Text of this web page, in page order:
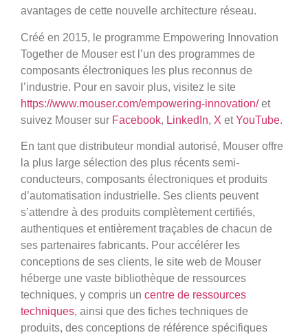
avantages de cette nouvelle architecture réseau.
Créé en 2015, le programme Empowering Innovation
Together de Mouser est l’un des programmes de
composants électroniques les plus reconnus de
l’industrie. Pour en savoir plus, visitez le site
https://www.mouser.com/empowering-innovation/et
suivez Mouser sur Facebook, LinkedIn, X etYouTube.
En tant que distributeur mondial autorisé, Mouser offre
la plus large sélection des plus récents semi-
conducteurs, composants électroniques et produits
d’automatisation industrielle. Ses clients peuvent
s’attendre à des produits complètement certifiés,
authentiques et entièrement traçables de chacun de
ses partenaires fabricants. Pour accélérer les
conceptions de ses clients, le site web de Mouser
héberge une vaste bibliothèque de ressources
techniques, y compris un centre de ressources
techniques, ainsi que des fiches techniques de
produits, des conceptions de référence spécifiques